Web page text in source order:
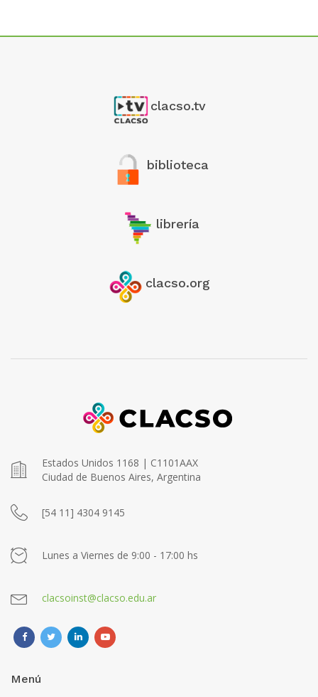
clacso.tv
biblioteca
librería
clacso.org
Estados Unidos 1168 | C1101AAX
Ciudad de Buenos Aires, Argentina
[54 11] 4304 9145
Lunes a Viernes de 9:00 - 17:00 hs
clacsoinst@clacso.edu.ar
Menú